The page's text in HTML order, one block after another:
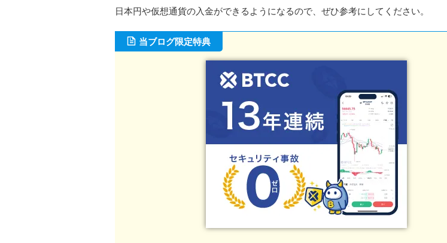
日本円や仮想通貨の入金ができるようになるので、ぜひ参考にしてください。
当ブログ限定特典